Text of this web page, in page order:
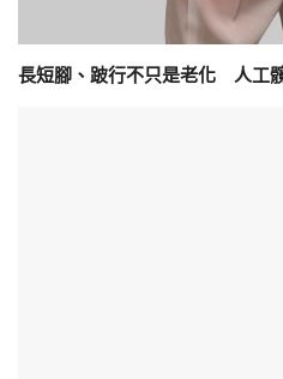
長短腳、跛行不只是老化 人工